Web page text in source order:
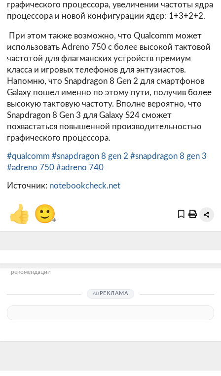
графического процессора, увеличении частоты ядра
процессора и новой конфигурации ядер: 1+3+2+2.
При этом также возможно, что Qualcomm может
использовать Adreno 750 с более высокой тактовой
частотой для флагманских устройств премиум
класса и игровых телефонов для энтузиастов.
Напомню, что Snapdragon 8 Gen 2 для смартфонов
Galaxy пошел именно по этому пути, получив более
высокую тактовую частоту. Вполне вероятно, что
Snapdragon 8 Gen 3 для Galaxy S24 сможет
похвастаться повышенной производительностью
графического процессора.
#qualcomm #snapdragon 8 gen 2 #snapdragon 8 gen 3
#adreno 750 #adreno 740
Источник: notebookcheck.net
👍 🙂+
рекомендации
РЕКЛАМА